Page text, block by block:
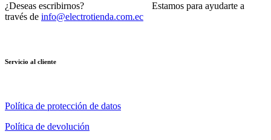
¿Deseas escribirnos? Estamos para ayudarte a
través de info@electrotienda.com.ec
Servicio al cliente
Política de protección de datos
Política de devolución